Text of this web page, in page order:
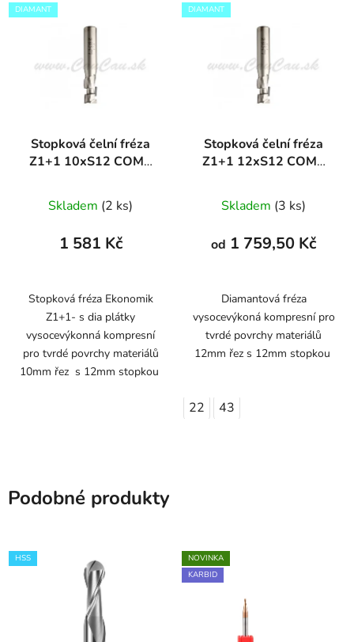
DIAMANT
Stopková čelní fréza
Z1+1 10xS12 COMP
Skladem (2 ks)
1 581 Kč
Stopková fréza Ekonomik
Z1+1- s dia plátky
vysocevýkonná kompresní
pro tvrdé povrchy materiálů
10mm řez s 12mm stopkou
DIAMANT
Stopková čelní fréza
Z1+1 12xS12 COMP
Skladem (3 ks)
od 1 759,50 Kč
Diamantová fréza
vysocevýkoná kompresní pro
tvrdé povrchy materiálů
12mm řez s 12mm stopkou
22 43
Podobné produkty
HSS
NOVINKA
KARBID